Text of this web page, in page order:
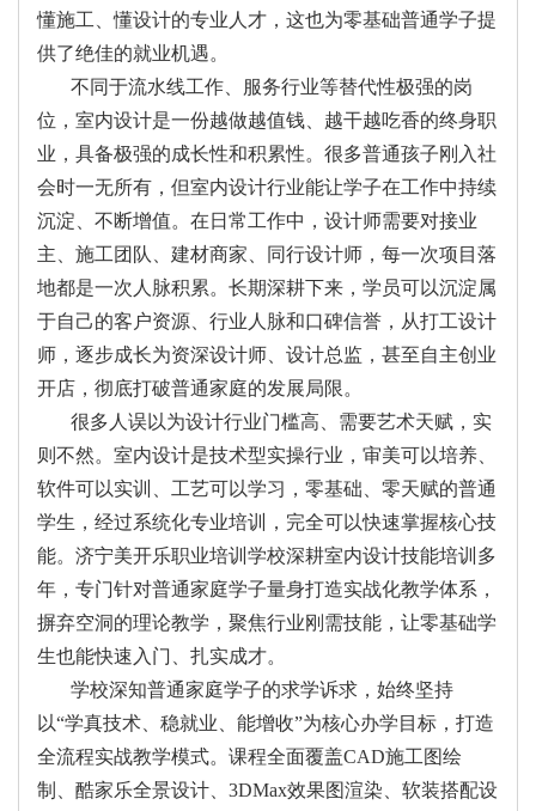
懂施工、懂设计的专业人才，这也为零基础普通学子提
供了绝佳的就业机遇。
不同于流水线工作、服务行业等替代性极强的岗
位，室内设计是一份越做越值钱、越干越吃香的终身职
业，具备极强的成长性和积累性。很多普通孩子刚入社
会时一无所有，但室内设计行业能让学子在工作中持续
沉淀、不断增值。在日常工作中，设计师需要对接业
主、施工团队、建材商家、同行设计师，每一次项目落
地都是一次人脉积累。长期深耕下来，学员可以沉淀属
于自己的客户资源、行业人脉和口碑信誉，从打工设计
师，逐步成长为资深设计师、设计总监，甚至自主创业
开店，彻底打破普通家庭的发展局限。
很多人误以为设计行业门槛高、需要艺术天赋，实
则不然。室内设计是技术型实操行业，审美可以培养、
软件可以实训、工艺可以学习，零基础、零天赋的普通
学生，经过系统化专业培训，完全可以快速掌握核心技
能。济宁美开乐职业培训学校深耕室内设计技能培训多
年，专门针对普通家庭学子量身打造实战化教学体系，
摒弃空洞的理论教学，聚焦行业刚需技能，让零基础学
生也能快速入门、扎实成才。
学校深知普通家庭学子的求学诉求，始终坚持
以“学真技术、稳就业、能增收”为核心办学目标，打造
全流程实战教学模式。课程全面覆盖CAD施工图绘
制、酷家乐全景设计、3DMax效果图渲染、软装搭配设